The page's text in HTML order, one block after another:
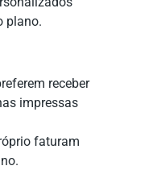
plano.
receber
impressas
faturam